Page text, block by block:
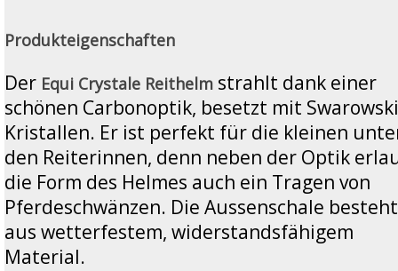
Produkteigenschaften
Der Equi Crystale Reithelm strahlt dank einer
schönen Carbonoptik, besetzt mit Swarowski
Kristallen. Er ist perfekt für die kleinen
den Reiterinnen, denn neben der Optik
die Form des Helmes auch ein Tragen von
Pferdeschwänzen. Die Aussenschale besteht
aus wetterfestem, widerstandsfähigem
Material.